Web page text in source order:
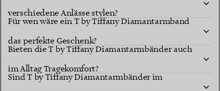
verschiedene Anlässe stylen?
Für wen wäre ein T by Tiffany Diamantarmband
das perfekte Geschenk?
Bieten die T by Tiffany Diamantarmbänder auch
im Alltag Tragekomfort?
Sind T by Tiffany Diamantarmbänder im